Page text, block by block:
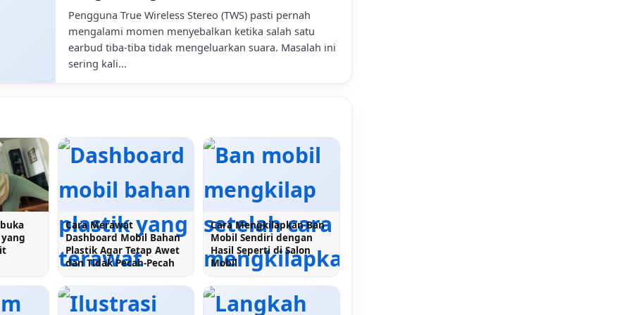
Pengguna True Wireless Stereo (TWS) pasti pernah
mengalami momen menyebalkan ketika salah satu
earbud tiba-tiba tidak mengeluarkan suara. Masalah ini
sering kali...
Cara Merawat
Dashboard Mobil Bahan
Plastik Agar Tetap Awet
dan Tidak Pecah-Pecah
Cara Mengkilapkan Ban
Mobil Sendiri dengan
Hasil Seperti di Salon
Mobil